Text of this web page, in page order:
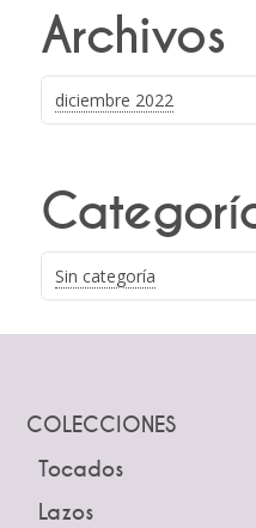
Archivos
diciembre 2022
Sin categoría
COLECCIONES
Tocados
← Atrás
Guías
Lazos